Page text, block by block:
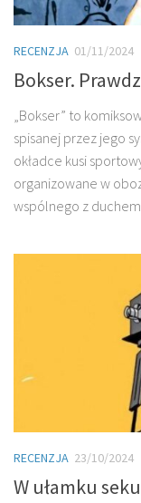
RECENZJA 01/11/2024
Bokser.
„Bokser” to
spisanej przez jego
okładce kusi
organizowane w
wspólnego z
RECENZJA 23/10/2024
W ułamku